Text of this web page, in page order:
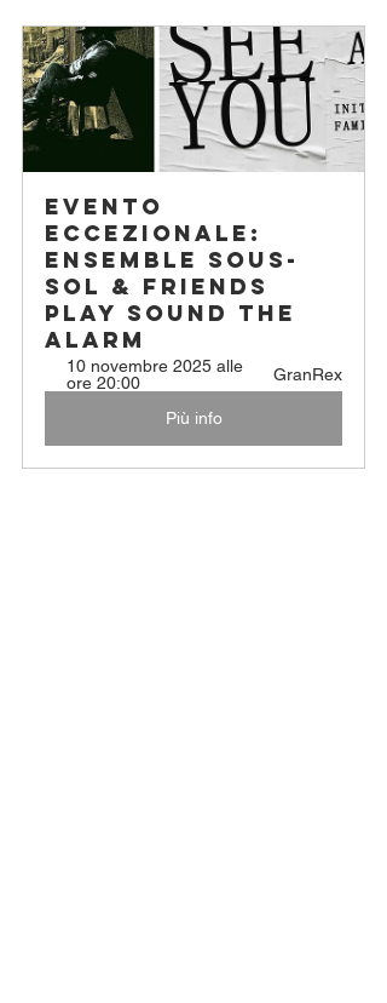
Evento
eccezionale:
Ensemble SOUS-
SOL & Friends
play SOUND THE
ALARM
10 novembre 2025 alle
ore 20:00
GranRex
Più info